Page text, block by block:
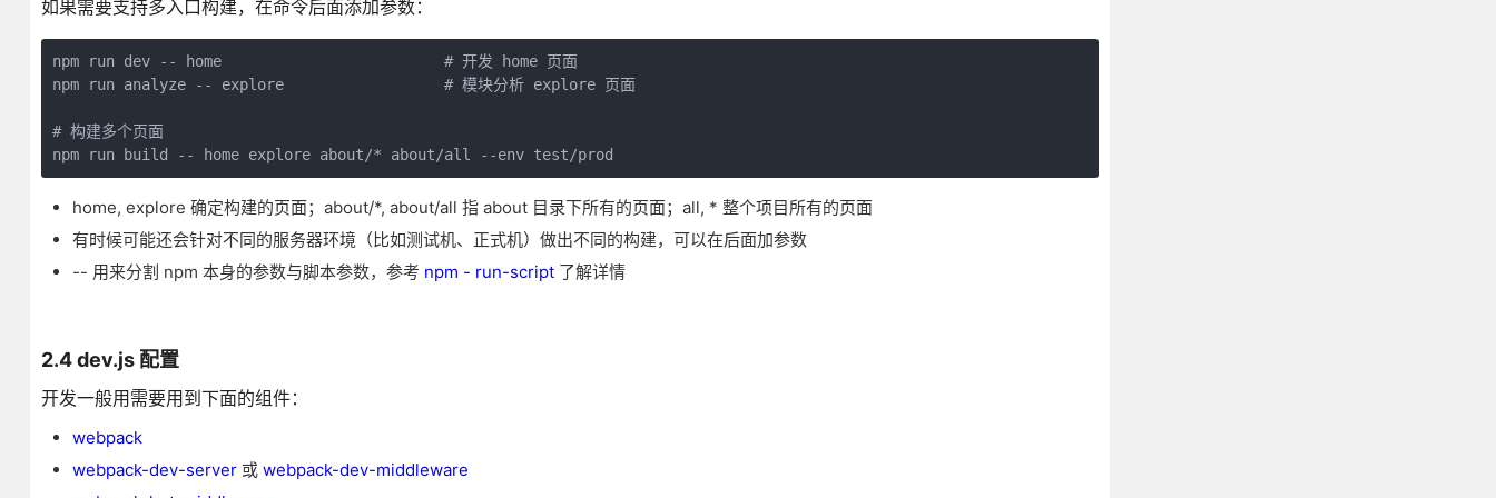
如果需要支持多入口构建，在命令后面添加参数：
npm run dev -- home                         # 开发 home 页面
npm run analyze -- explore                  # 模块分析 explore 页面
# 构建多个页面
npm run build -- home explore about/* about/all --env test/prod
home, explore 确定构建的页面；about/*, about/all 指 about 目录下所有的页面；all, * 整个项目所有的页面
有时候可能还会针对不同的服务器环境（比如测试机、正式机）做出不同的构建，可以在后面加参数
-- 用来分割 npm 本身的参数与脚本参数，参考 npm - run-script了解详情
2.4 dev.js 配置
开发一般用需要用到下面的组件：
webpack
webpack-dev-server或 webpack-dev-middleware